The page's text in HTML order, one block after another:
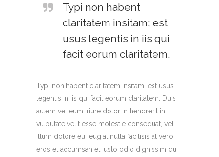
Typi non habent
claritatem insitam; est
usus legentis in iis qui
facit eorum claritatem.
Typi non habent claritatem insitam; est usus
legentis in iis qui facit eorum claritatem. Duis
autem vel eum iriure dolor in hendrerit in
vulputate velit esse molestie consequat, vel
illum dolore eu feugiat nulla facilisis at vero
eros et accumsan et iusto odio dignissim qui